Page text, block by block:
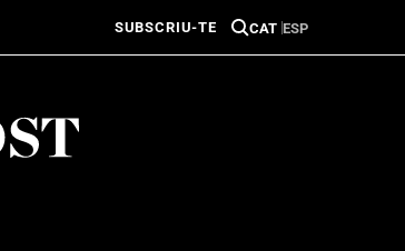
SUBSCRIU-TE CAT ESP